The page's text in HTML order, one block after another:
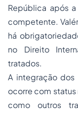
República após
competente.
há
no Direito
tratados.
A integração dos
ocorre com
como outros